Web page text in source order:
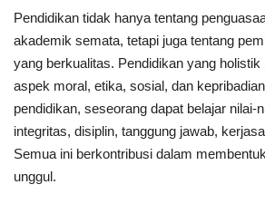
Pendidikan tidak hanya tentang
akademik semata, tetapi juga tentang
yang berkualitas. Pendidikan yang
aspek moral, etika, sosial, dan
pendidikan, seseorang dapat belajar nilai-
integritas, disiplin, tanggung jawab,
Semua ini berkontribusi dalam
unggul.